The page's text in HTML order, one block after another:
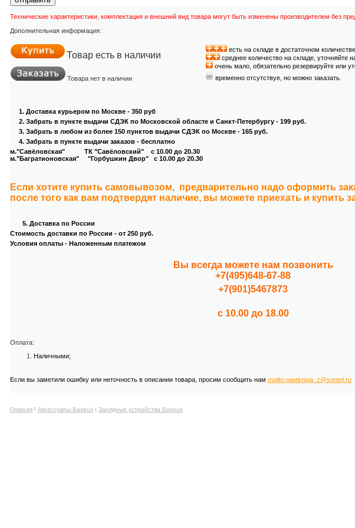
Технические характеристики, комплектация и внешний вид товара могут быть изменены производителем без
Дополнительная информация:
Товар есть в наличии
есть на складе в достаточном количестве.
среднее количество на складе, уточняйте
очень мало, обязательно резервируйте или
временно отсутствуе, но можно заказать.
Товара нет в наличии
1. Доставка курьером по Москве - 350 руб
2. Забрать в пункте выдачи СДЭК по Московской областе и Санкт-Петербургу - 199 руб.
3. Забрать в любом из более 150 пунктов выдачи СДЭК по Москве - 165 руб.
4. Забрать в пункте выдачи заказов - бесплатно
м."Савёловская" ТК "Савёловский" с 10.00 до 20.30
м."Багратионовская" "Горбушкин Двор" с 10.00 до 20.30
Если хотите купить самовывозом, предварительно надо оформить
после того как вам подтвердят наличие, вы можете приехать и купить
5. Доставка по России
Стоимость доставки по России - от 250 руб.
Условия оплаты - Наложенным платежом
Вы всегда можете нам позвонить
+7(495)648-67-88
+7(901)5467873
с 10.00 до 18.00
Оплата:
Наличными;
Если вы заметили ошибку или неточность в описании товара, просим сообщить нам mailto:намkniga_z@sontel.ru
Главная Ι Аксессуары Baseus Ι Зарядные устройства Baseus